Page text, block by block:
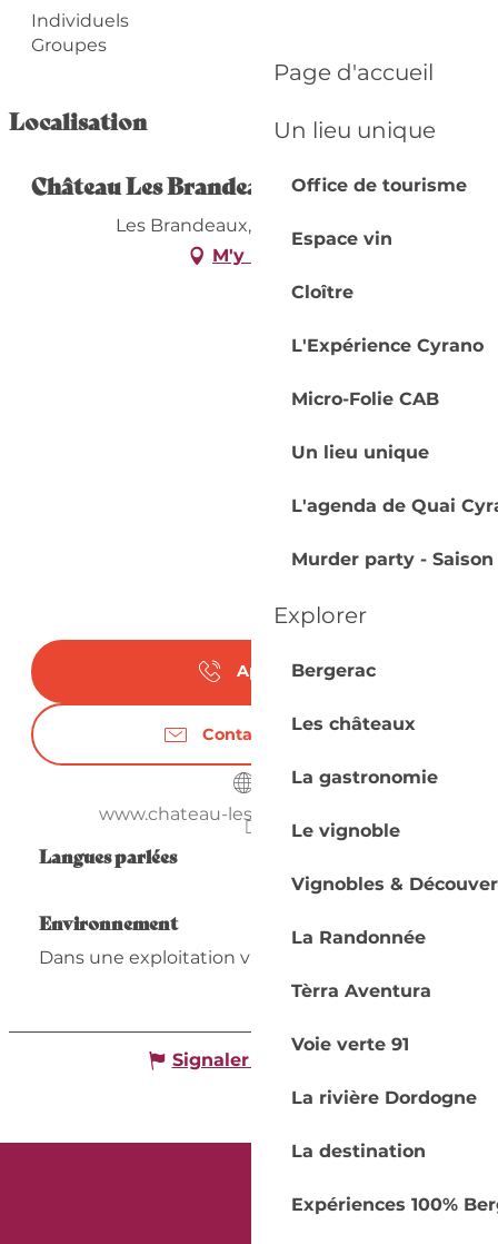
Page d'accueil
Un lieu unique
Office de tourisme
Espace vin
Cloître
L'Expérience Cyrano
Micro-Folie CAB
Un lieu unique
L'agenda de Quai
Murder party - Saison
Explorer
Bergerac
Les châteaux
La gastronomie
Le vignoble
Vignobles &
La Randonnée
Tèrra Aventura
Voie verte 91
La rivière Dordogne
La destination
Expériences 100%
Individuels
Groupes
Localisation
Château Les Brandeaux
Les Brandeaux, 24240 Thénac
M'y rendre
Appeler
Contactez-nous
www.chateau-les-brandeaux.com
Langues parlées
Langues parlées
Environnement
Environnement
Dans une exploitation viticole
Signaler une erreur